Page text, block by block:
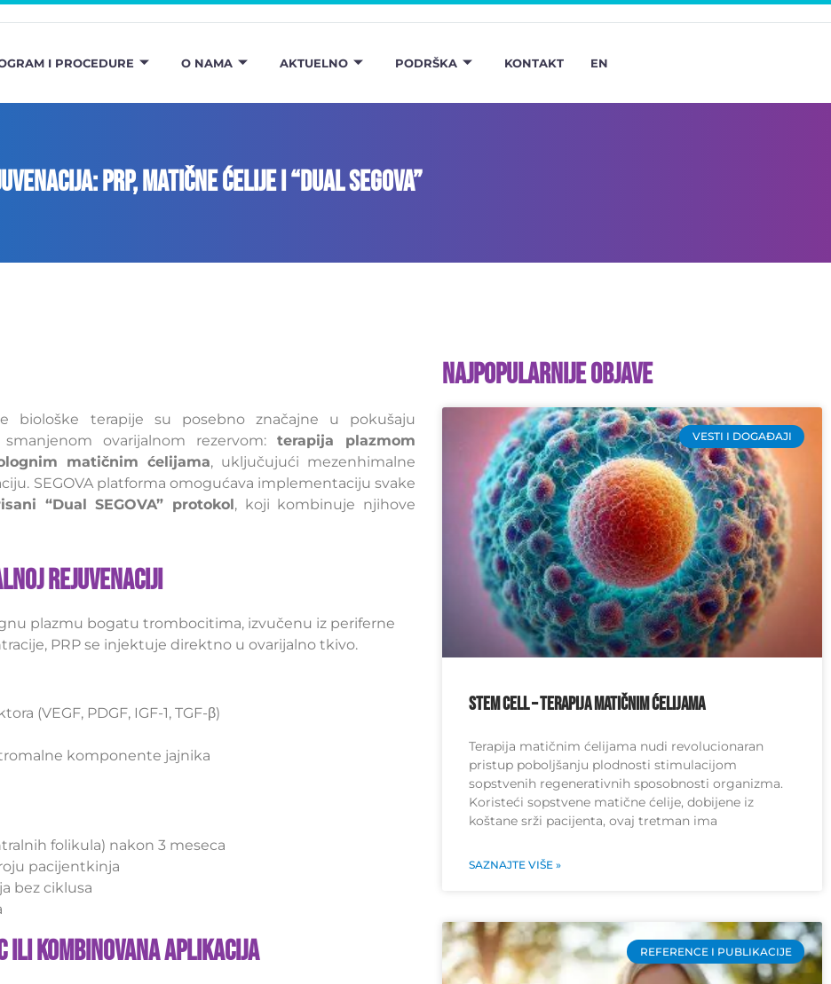
I PROCEDURE O NAMA AKTUELNO PODRŠKA KONTAKT EN
PRP, matične ćelije i “Dual SEGOVA”
biološke terapije su posebno značajne u pokušaju
ovarijalnom rezervom: terapija plazmom
matičnim ćelijama, uključujući mezenhimalne
SEGOVA platforma omogućava implementaciju svake
“Dual SEGOVA” protokol, koji kombinuje njihove
Rejuvenaciji
plazmu bogatu trombocitima, izvučenu iz periferne
PRP se injektuje direktno u ovarijalno tkivo.
(VEGF, PDGF, IGF-1, TGF-β)
komponente jajnika
folikula) nakon 3 meseca
pacijentkinja
bez ciklusa
ili Kombinovana Aplikacija
Najpopularnije objave
VESTI I DOGAĐAJI
Stem Cell – Terapija matičnim ćelijama
Terapija matičnim ćelijama nudi revolucionaran
pristup poboljšanju plodnosti stimulacijom
sopstvenih regenerativnih sposobnosti organizma.
Koristeći sopstvene matične ćelije, dobijene iz
koštane srži pacijenta, ovaj tretman ima
SAZNAJTE VIŠE »
REFERENCE I PUBLIKACIJE